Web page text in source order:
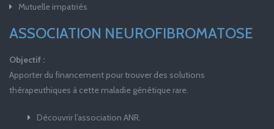
Mutuelle impatriés
ASSOCIATION NEUROFIBROMATOSE
Objectif :
Apporter du financement pour trouver des solutions
thérapeuthiques à cette maladie génétique rare.
Découvrir l’association ANR.